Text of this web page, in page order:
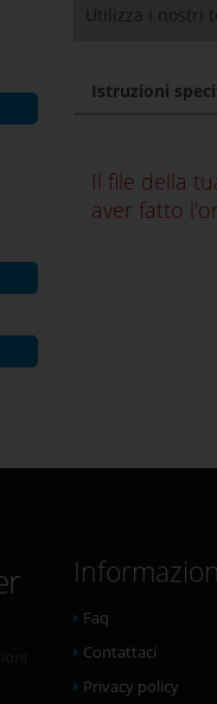
Utilizza i nostri
Istruzioni
Il file della
aver fatto
Faq
Contattaci
Privacy policy